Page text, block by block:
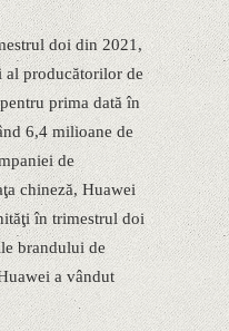
doi din 2021,
al producătorilor de
prima dată în
6,4 milioane de
de
chineză, Huawei
în trimestrul doi
brandului de
a vândut